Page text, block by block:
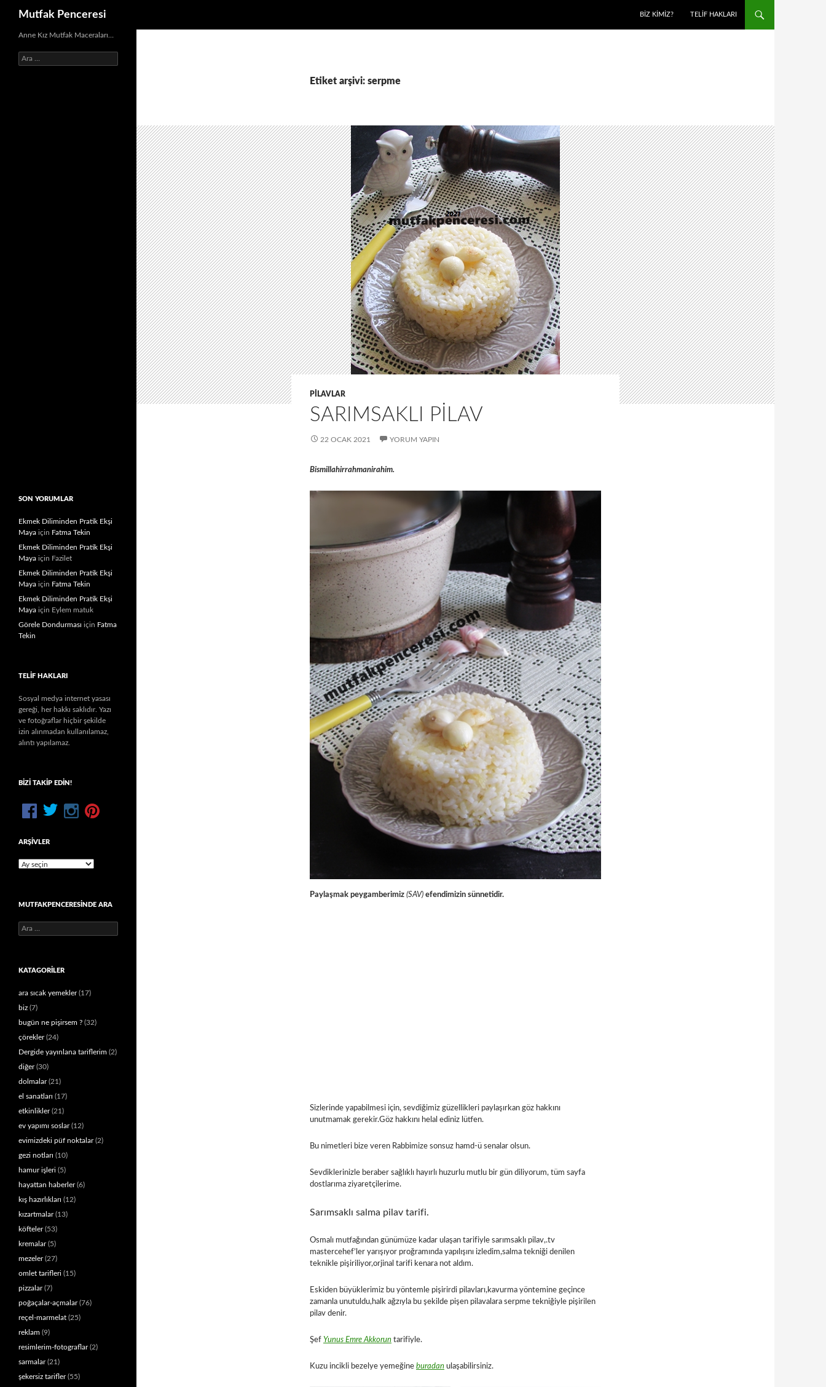
İçeriğe
Mutfak Penceresi BIZ KIMIZ? TELIF HAKLARI
Etiket arşivi: serpme
PILAVLAR
SARIMSAKLI PILAV
22 OCAK 2021 YORUM YAPIN
Bismillahirrahmanirahim.
Paylaşmak peygamberimiz (SAV) efendimizin sünnetidir.
Sizlerinde yapabilmesi için, sevdiğimiz güzellikleri paylaşırkan göz hakkını
unutmamak gerekir.Göz hakkını helal ediniz lütfen.
Bu nimetleri bize veren Rabbimize sonsuz hamd-ü senalar olsun.
Sevdiklerinizle beraber sağlıklı hayırlı huzurlu mutlu bir gün diliyorum, tüm sayfa
dostlarıma ziyaretçilerime.
Sarımsaklı salma pilav tarifi.
Osmalı mutfağından günümüze kadar ulaşan tarifiyle sarımsaklı pilav,.tv
mastercehef’ler yarışıyor proğramında yapılışını izledim,salma tekniği denilen
teknikle pişiriliyor,orjinal tarifi kenara not aldım.
Eskiden büyüklerimiz bu yöntemle pişirirdi pilavları,kavurma yöntemine geçince
zamanla unutuldu,halk ağzıyla bu şekilde pişen pilavalara serpme tekniğiyle pişirilen
pilav denir.
Şef Yunus Emre Akkorun tarifiyle.
Kuzu incikli bezelye yemeğine buradan ulaşabilirsiniz.
Anne Kız Mutfak Maceraları…
Arama:
SON YORUMLAR
Ekmek Diliminden Pratik Ekşi
Maya için Fatma Tekin
Ekmek Diliminden Pratik Ekşi
Maya için Fazilet
Ekmek Diliminden Pratik Ekşi
Maya için Fatma Tekin
Ekmek Diliminden Pratik Ekşi
Maya için Eylem matuk
Görele Dondurması için Fatma
Tekin
TELIF HAKLARI
Sosyal medya internet yasası
gereği, her hakkı saklıdır. Yazı
ve fotoğraflar hiçbir şekilde
izin alınmadan kullanılamaz,
alıntı yapılamaz.
BIZI TAKIP EDIN!
ARŞIVLER
Arşivler
MUTFAKPENCERESINDE ARA
Arama:
KATAGORILER
ara sıcak yemekler(17)
biz (7)
bugün ne pişirsem ? (32)
çörekler(24)
Dergide yayınlana tariflerim (2)
diğer(30)
dolmalar(21)
el sanatları (17)
etkinlikler(21)
ev yapımı soslar(12)
evimizdeki püf noktalar(2)
gezi notları (10)
hamur işleri (5)
hayattan haberler(6)
kış hazırlıkları (12)
kızartmalar(13)
köfteler(53)
kremalar(5)
mezeler(27)
omlet tarifleri (15)
pizzalar(7)
poğaçalar-açmalar(76)
reçel-marmelat (25)
reklam (9)
resimlerim-fotograflar(2)
sarmalar(21)
şekersiz tarifler(55)